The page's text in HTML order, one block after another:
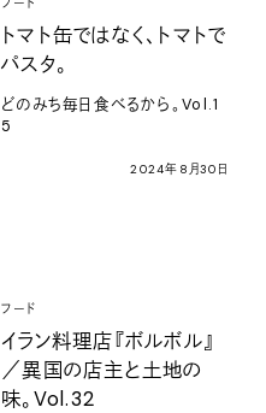
トマト缶ではなく、トマトで
パスタ。
どのみち毎日食べるから。Vol.1
5
2024年8月30日
フード
イラン料理店『ボルボル』
／異国の店主と土地の
味。Vol.32